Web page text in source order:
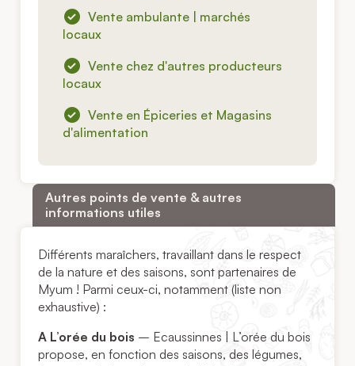
Vente ambulante | marchés
locaux
Vente chez d'autres producteurs
locaux
Vente en Épiceries et Magasins
d'alimentation
Autres points de vente & autres
informations utiles
Différents maraîchers, travaillant dans le respect
de la nature et des saisons, sont partenaires de
Myum ! Parmi ceux-ci, notamment (liste non
exhaustive) :
A L’orée du bois – Ecaussinnes | L’orée du bois
propose, en fonction des saisons, des légumes,